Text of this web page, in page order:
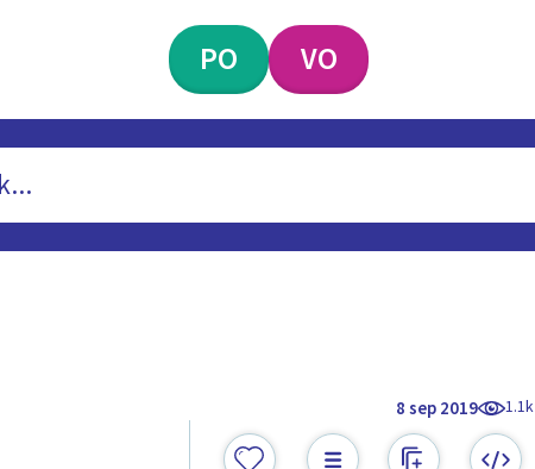
PO VO
8 sep 2019 1.1k